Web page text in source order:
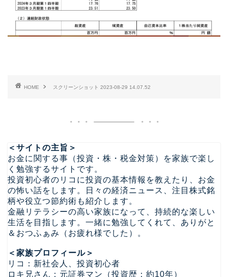
HOME スクリーンショット 2023-08-29 14.07.52
＜サイトの主旨＞
お金に関する事（投資・株・税金対策）を家族で楽し
く勉強するサイトです。
投資初心者のリコに投資の基本情報を教えたり、お金
の怖い話をします。日々の経済ニュース、注目株式銘
柄や役立つ節約術も紹介します。
金融リテラシーの高い家族になって、持続的な楽しい
生活を目指します。一緒に勉強してくれて、ありがと
＆おつふぁみ（お疲れ様でした）。
＜家族プロフィール＞
リコ：新社会人、投資初心者
ロキ兄さん：元証券マン（投資歴：約10年）